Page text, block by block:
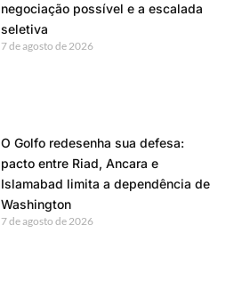
negociação possível e a escalada
seletiva
7 de agosto de 2026
O Golfo redesenha sua defesa:
pacto entre Riad, Ancara e
Islamabad limita a dependência de
Washington
7 de agosto de 2026